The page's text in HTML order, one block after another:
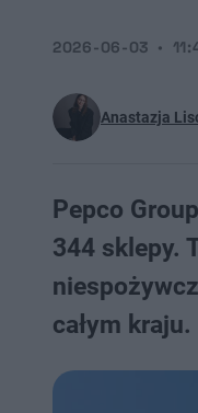
Anastazja
2026-06-03
Pepco
344 sklepy.
całym kraju.